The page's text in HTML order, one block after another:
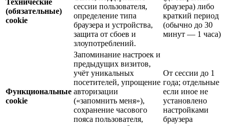
Технические
(обязательные)
cookie
сессии пользователя,
определение типа
браузера и устройства,
защита от сбоев и
злоупотреблений.
браузера) либо
краткий период
(обычно до 30
минут — 1 часа)
Функциональные
cookie
Запоминание настроек и
предыдущих визитов,
учёт уникальных
посетителей, упрощение
авторизации
(«запомнить меня»),
сохранение часового
пояса пользователя,
От сессии до 1
года; отдельные
если иное не
установлено
настройками
браузера